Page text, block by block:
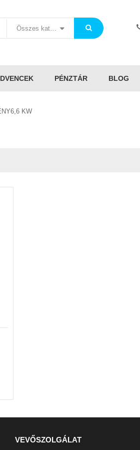
Összes kategória
PÉNZTÁR BLOG
KW
VEVŐSZOLGÁLAT